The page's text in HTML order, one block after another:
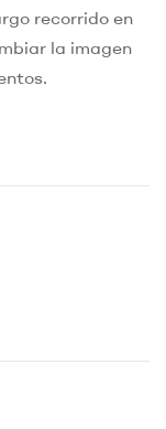
recorrido en
la imagen